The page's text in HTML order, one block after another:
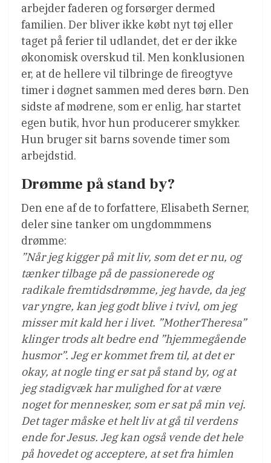
arbejder faderen og forsørger dermed
familien. Der bliver ikke købt nyt tøj eller
taget på ferier til udlandet, det er der ikke
økonomisk overskud til. Men konklusionen
er, at de hellere vil tilbringe de fireogtyve
timer i døgnet sammen med deres børn. Den
sidste af mødrene, som er enlig, har startet
egen butik, hvor hun producerer smykker.
Hun bruger sit barns sovende timer som
arbejdstid.
Drømme på stand by?
Den ene af de to forfattere, Elisabeth Serner,
deler sine tanker om ungdommmens
drømme:
”Når jeg kigger på mit liv, som det er nu, og
tænker tilbage på de passionerede og
radikale fremtidsdrømme, jeg havde, da jeg
var yngre, kan jeg godt blive i tvivl, om jeg
misser mit kald her i livet. ”MotherTheresa”
klinger trods alt bedre end ”hjemmegående
husmor”. Jeg er kommet frem til, at det er
okay, at nogle ting er sat på stand by, og at
jeg stadigvæk har mulighed for at være
noget for mennesker, som er sat på min vej.
Det tager måske et helt liv at gå til verdens
ende for Jesus. Jeg kan også vende det hele
på hovedet og acceptere, at set fra himlen